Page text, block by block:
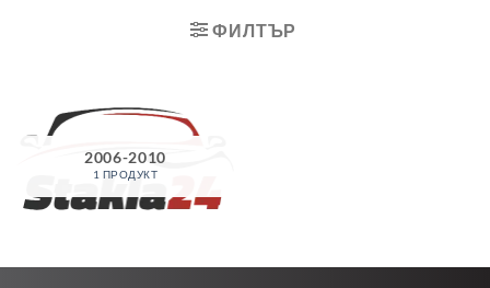
ФИЛТЪР
2006-2010
1 ПРОДУКТ